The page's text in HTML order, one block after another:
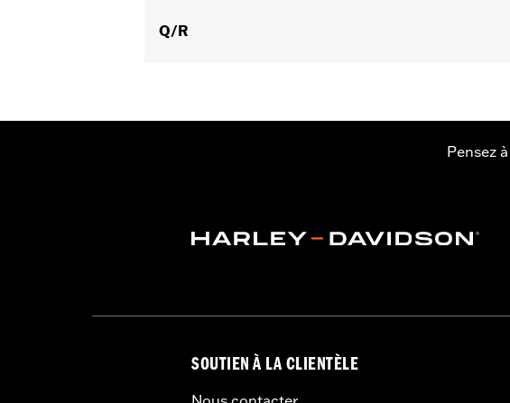
Q/R
Pensez
SOUTIEN À LA CLIENTÈLE